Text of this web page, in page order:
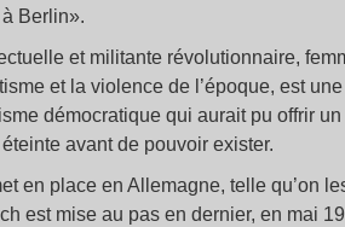
Berlin».
et militante révolutionnaire,
et la violence de l’époque, est
démocratique qui aurait pu offrir
avant de pouvoir exister.
en place en Allemagne, telle qu’on
est mise au pas en dernier, en mai